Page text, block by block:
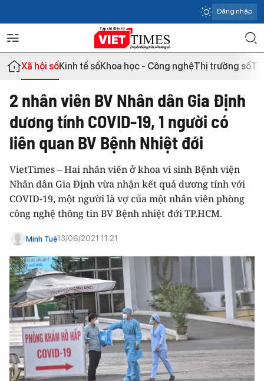
Đăng nhập
Xã hội sốKinh tế sốKhoa học - Công nghệThị trường số
2 nhân viên BV Nhân dân Gia Định
dương tính COVID-19, 1 người có
liên quan BV Bệnh Nhiệt đới
VietTimes – Hai nhân viên ở khoa vi sinh Bệnh viện
Nhân dân Gia Định vừa nhận kết quả dương tính với
COVID-19, một người là vợ của một nhân viên phòng
công nghệ thông tin BV Bệnh nhiệt đới TP.HCM.
Minh Tuệ13/06/2021 11:21